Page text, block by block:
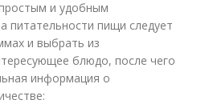
и удобным
питательности пищи следует
и выбрать из
блюдо, после чего
информация о